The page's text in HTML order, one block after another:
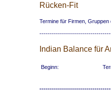
Rücken-Fit
Termine für Firmen, Gruppen
Indian Balance für
Beginn: